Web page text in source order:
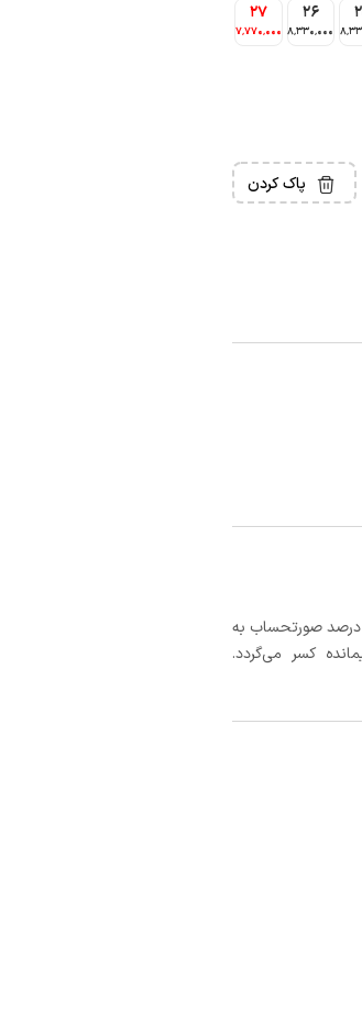
26
8٬330٬000
27
7٬770٬000
پاک کردن
در صورتی که رزرو، حداقل 5 روز کامل از تاریخ ورود لغو گردد؛ مبلغ صورتحساب پس از کسر حداکثر 25 درصد صورتحساب به